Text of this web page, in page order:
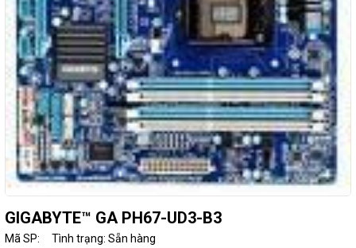
GIGABYTE™ GA PH67-UD3-B3
Mã SP: Tình trạng: Sẵn hàng